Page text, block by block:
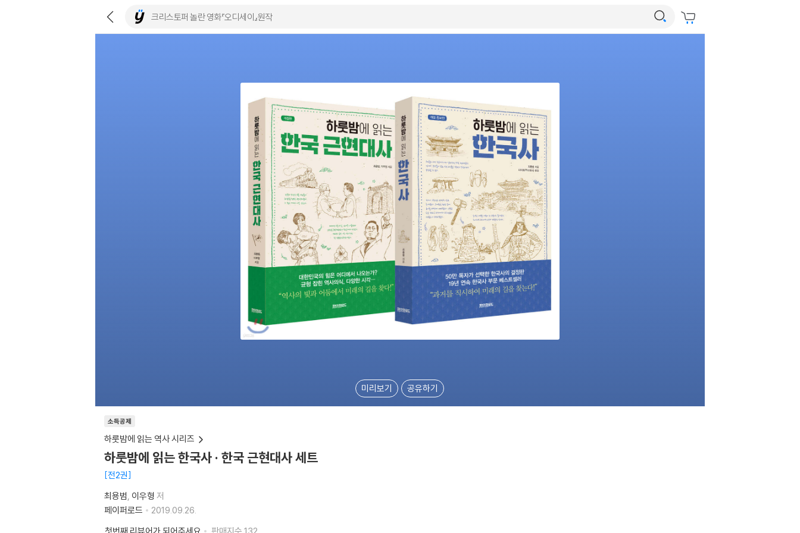
미리보기 공유하기
소득공제
하룻밤에 읽는 역사 시리즈
하룻밤에 읽는 한국사 · 한국 근현대사 세트
전2권
최용범 이우형 저
페이퍼로드
2019.09.26.